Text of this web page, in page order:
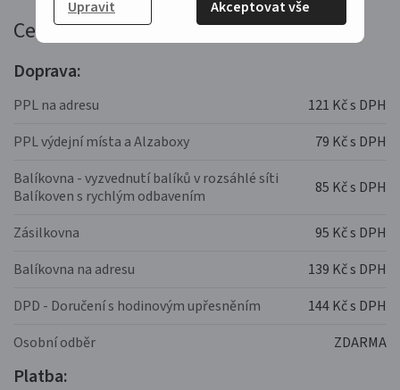
Upravit Akceptovat vše
Ceník dopravy
Doprava:
PPL na adresu
121 Kč s DPH
PPL výdejní místa a Alzaboxy
79 Kč s DPH
Balíkovna - vyzvednutí balíků v rozsáhlé síti
Balíkoven s rychlým odbavením
85 Kč s DPH
Zásilkovna
95 Kč s DPH
Balíkovna na adresu
139 Kč s DPH
DPD - Doručení s hodinovým upřesněním
144 Kč s DPH
Osobní odběr
ZDARMA
Platba: